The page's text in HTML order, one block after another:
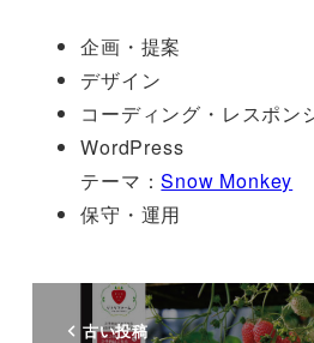
企画・提案
デザイン
コーディング・レスポン
WordPress
テーマ：Snow Monkey
保守・運用
古い投稿